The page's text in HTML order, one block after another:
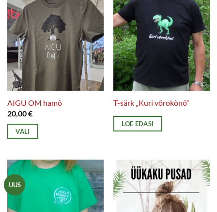
AIGU OM hamõ
20,00€
VALI
on
mitu
varianti.
Valikuid
T-särk „Kuri võrokõnõ“
LOE EDASI
UUS